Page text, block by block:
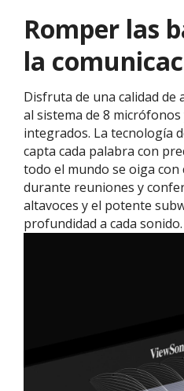
Romper las
la
Disfruta de una calidad de
al sistema de 8 micrófonos
integrados. La tecnología
capta cada palabra con
todo el mundo se oiga con
durante reuniones y
altavoces y el potente
profundidad a cada sonido.